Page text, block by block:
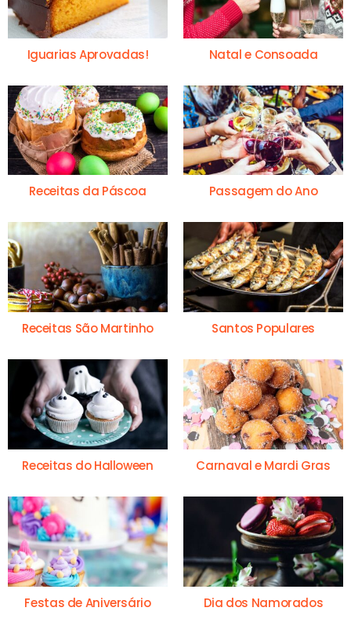
Iguarias Aprovadas! Natal e Consoada
Receitas da Páscoa Passagem do Ano
Receitas São Martinho Santos Populares
Receitas do Halloween Carnaval e Mardi Gras
Festas de Aniversário Dia dos Namorados